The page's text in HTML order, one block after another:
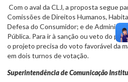
Com o aval da CLJ, a proposta segue
Comissões de Direitos Humanos,
Defesa do Consumidor; e de
Pública. Para ir à sanção ou veto do
o projeto precisa do voto favorável da
em dois turnos de votação.
Superintendência de Comunicação